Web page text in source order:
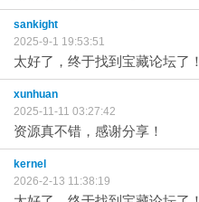
sankight
2025-9-1 19:53:51
太好了，终于找到宝藏论坛了！
xunhuan
2025-11-11 03:27:42
资源真不错，感谢分享！
kernel
2026-2-13 11:38:19